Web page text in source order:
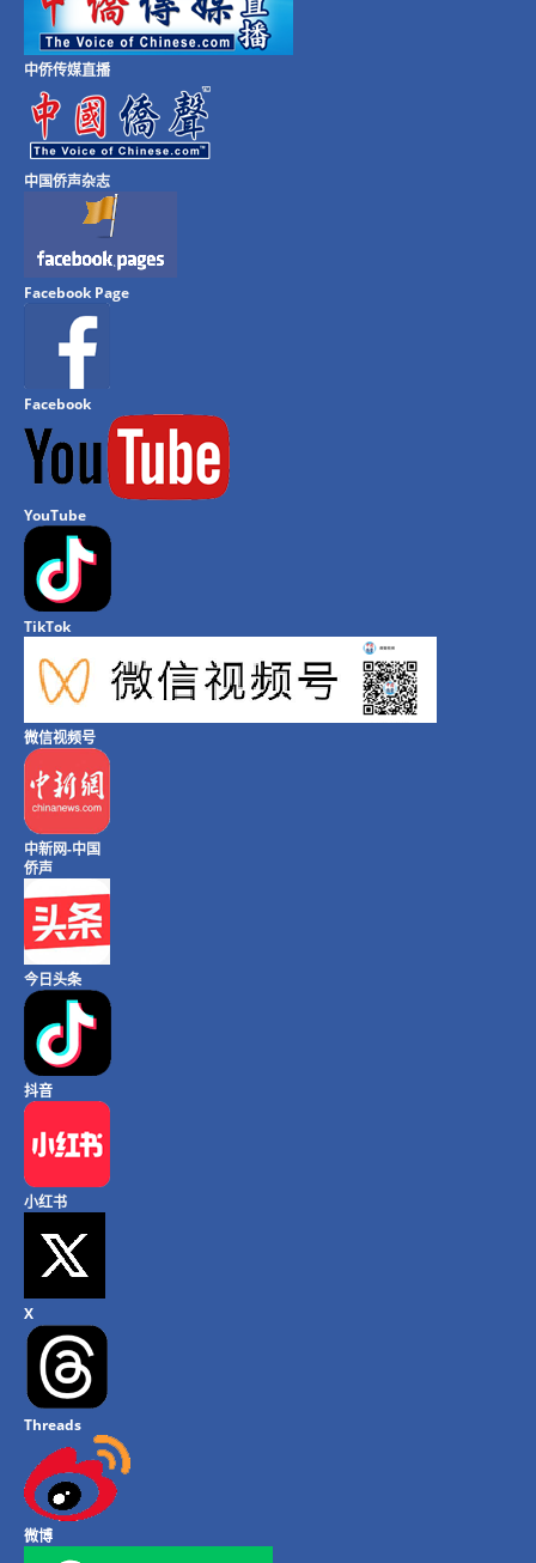
中侨传媒直播
中国侨声杂志
Facebook Page
Facebook
YouTube
TikTok
微信视频号
中新网-中国
侨声
今日头条
抖音
小红书
X
Threads
微博